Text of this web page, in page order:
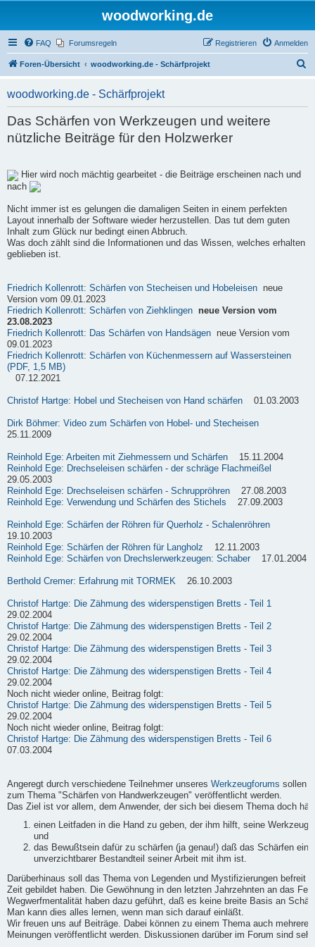
woodworking.de
FAQ Forumsregeln Anmelden
Registrieren
Foren-Übersicht woodworking.de - Schärfprojekt
woodworking.de - Schärfprojekt
Das Schärfen von Werkzeugen und weitere
nützliche Beiträge für den Holzwerker
Hier wird noch mächtig gearbeitet - die Beiträge erscheinen nach und
nach
Nicht immer ist es gelungen die damaligen Seiten in einem perfekten
Layout innerhalb der Software wieder herzustellen. Das tut dem guten
Inhalt zum Glück nur bedingt einen Abbruch.
Was doch zählt sind die Informationen und das Wissen, welches erhalten
geblieben ist.
Friedrich Kollenrott: Schärfen von Stecheisen und Hobeleisen neue
Version vom 09.01.2023
Friedrich Kollenrott: Schärfen von Ziehklingen
neue Version vom
23.08.2023
Friedrich Kollenrott: Das Schärfen von Handsägen neue Version vom
09.01.2023
Friedrich Kollenrott: Schärfen von Küchenmessern auf Wassersteinen
(PDF, 1,5 MB)
07.12.2021
Christof Hartge: Hobel und Stecheisen von Hand schärfen 01.03.2003
Dirk Böhmer: Video zum Schärfen von Hobel- und Stecheisen
25.11.2009
Reinhold Ege: Arbeiten mit Ziehmessern und Schärfen 15.11.2004
Reinhold Ege: Drechseleisen schärfen - der schräge Flachmeißel
29.05.2003
Reinhold Ege: Drechseleisen schärfen - Schruppröhren 27.08.2003
Reinhold Ege: Verwendung und Schärfen des Stichels 27.09.2003
Reinhold Ege: Schärfen der Röhren für Querholz - Schalenröhren
19.10.2003
Reinhold Ege: Schärfen der Röhren für Langholz 12.11.2003
Reinhold Ege: Schärfen von Drechslerwerkzeugen: Schaber 17.01.2004
Berthold Cremer: Erfahrung mit TORMEK 26.10.2003
Christof Hartge: Die Zähmung des widerspenstigen Bretts - Teil 1
29.02.2004
Christof Hartge: Die Zähmung des widerspenstigen Bretts - Teil 2
29.02.2004
Christof Hartge: Die Zähmung des widerspenstigen Bretts - Teil 3
29.02.2004
Christof Hartge: Die Zähmung des widerspenstigen Bretts - Teil 4
29.02.2004
Noch nicht wieder online, Beitrag folgt:
Christof Hartge: Die Zähmung des widerspenstigen Bretts - Teil 5
29.02.2004
Noch nicht wieder online, Beitrag folgt:
Christof Hartge: Die Zähmung des widerspenstigen Bretts - Teil 6
07.03.2004
Angeregt durch verschiedene Teilnehmer unseres Werkzeugforums sollen
zum Thema "Schärfen von Handwerkzeugen" veröffentlicht werden.
Das Ziel ist vor allem, dem Anwender, der sich bei diesem Thema doch
einen Leitfaden in die Hand zu geben, der ihm hilft, seine
und
das Bewußtsein dafür zu schärfen (ja genau!) daß das Schärfen
unverzichtbarer Bestandteil seiner Arbeit mit ihm ist.
Darüberhinaus soll das Thema von Legenden und Mystifizierungen befreit
Zeit gebildet haben. Die Gewöhnung in den letzten Jahrzehnten an das
Wegwerfmentalität haben dazu geführt, daß es keine breite Basis an
Man kann dies alles lernen, wenn man sich darauf einläßt.
Wir freuen uns auf Beiträge. Dabei können zu einem Thema auch mehrere
Meinungen veröffentlicht werden. Diskussionen darüber im Forum sind